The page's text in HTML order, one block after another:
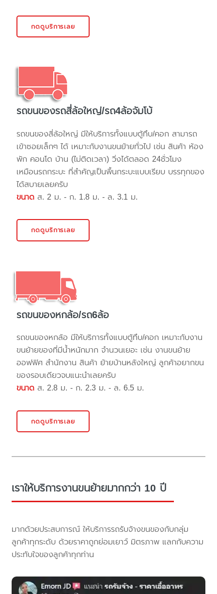
กดดูบริการเลย
รถขนของรถสี่ล้อใหญ่/รถ4ล้อจัมโบ้
รถขนของสี่ล้อใหญ่ มีให้บริการทั้งแบบตู้ทึบ/คอก สามารถ
เข้าซอยเล็กๆ ได้ เหมาะกับงานขนย้ายทั่วไป เช่น สินค้า ห้อง
พัก คอนโด บ้าน (ไม่ติดเวลา) วิ่งได้ตลอด 24ชั่วโมง
เหมือนรถกระบะ ที่สำคัญเป็นพื้นกระบะแบบเรียบ บรรทุกของ
ได้สบายเลยครับ
ขนาด ส. 2 ม. - ก. 1.8 ม. - ล. 3.1 ม.
กดดูบริการเลย
รถขนของหกล้อ/รถ6ล้อ
รถขนของหกล้อ มีให้บริการทั้งแบบตู้ทึบ/คอก เหมาะกับงาน
ขนย้ายของที่มีน้ำหนักมาก จำนวนเยอะ เช่น งานขนย้าย
ออฟฟิศ สำนักงาน สินค้า ย้ายบ้านหลังใหญ่ ลูกค้าอยากขน
ของรอบเดียวจบแนะนำเลยครับ
ขนาด ส. 2.8 ม. - ก. 2.3 ม. - ล. 6.5 ม.
กดดูบริการเลย
เราให้บริการงานขนย้ายมากกว่า 10 ปี
มากด้วยประสบการณ์ ให้บริการรถรับจ้างขนของกับกลุ่ม
ลูกค้าทุกระดับ ด้วยราคาถูกย่อมเยาว์ มิตรภาพ แลกกับความ
ประทับใจของลูกค้าทุกท่าน